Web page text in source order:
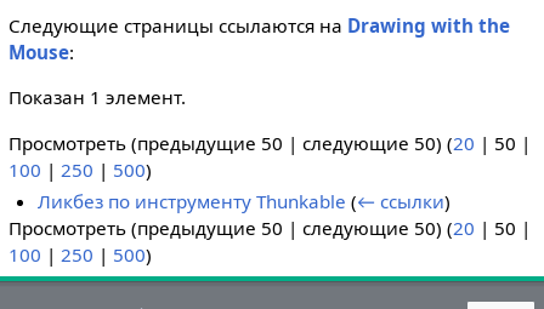
Следующие страницы ссылаются на Drawing with the
Mouse:
Показан 1 элемент.
Просмотреть (предыдущие 50 | следующие 50) (20 | 50 |
100 | 250 | 500)
Ликбез по инструменту Thunkable (← ссылки)
Просмотреть (предыдущие 50 | следующие 50) (20 | 50 |
100 | 250 | 500)